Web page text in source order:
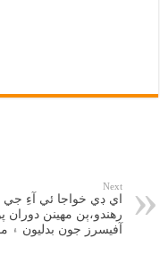
Next
اي ڊي خواجا ئي آءِ جي
رهندو،ٻن مهينن دوران
آفيسرز جون بدليون ۽